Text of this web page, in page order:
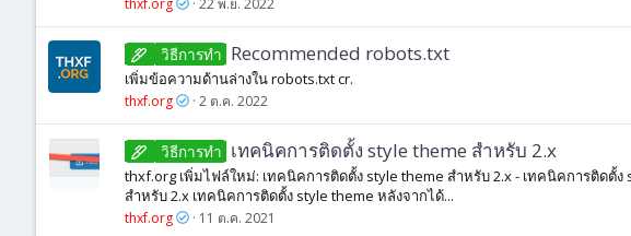
วิธีการทํา Recommended robots.txt
เพิ่มข้อความด้านล่างใน robots.txt cr.
thxf.org 2 ต.ค. 2022
วิธีการทํา เทคนิคการติดตั้ง style theme สำหรับ 2.x
thxf.org เพิ่มไฟล์ใหม่: เทคนิคการติดตั้ง style theme สำหรับ 2.x - เทคนิคการติดตั้
สำหรับ 2.x เทคนิคการติดตั้ง style theme หลังจากได้...
thxf.org 11 ต.ค. 2021